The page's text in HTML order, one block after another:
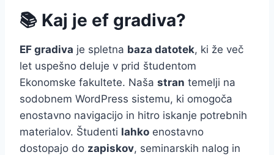
📚 Kaj je ef gradiva?
EF gradiva je spletna baza datotek, ki že več
let uspešno deluje v prid študentom
Ekonomske fakultete. Naša stran temelji na
sodobnem WordPress sistemu, ki omogoča
enostavno navigacijo in hitro iskanje potrebnih
materialov. Študenti lahko enostavno
dostopajo do zapiskov, seminarskih nalog in